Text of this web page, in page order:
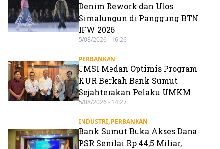
Denim Rework dan Ulos
Simalungun di Panggung BTN
IFW 2026
5/08/2026 - 16:26
PERBANKAN
JMSI Medan Optimis Program
KUR Berkah Bank Sumut
Sejahterakan Pelaku UMKM
5/08/2026 - 14:27
INDUSTRI, PERBANKAN
Bank Sumut Buka Akses Dana
PSR Senilai Rp 44,5 Miliar,